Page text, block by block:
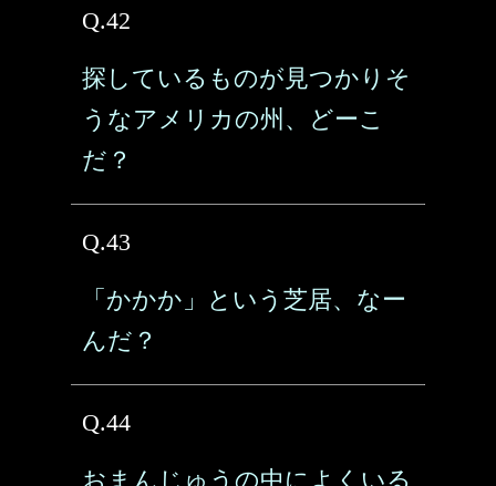
Q.42
探しているものが見つかりそ
うなアメリカの州、どーこ
だ？
Q.43
「かかか」という芝居、なー
んだ？
Q.44
おまんじゅうの中によくいる